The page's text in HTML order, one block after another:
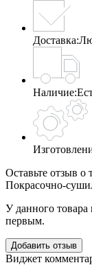
Доставка:
Наличие:
Оставьте отзыв о
Покрасочно-
У данного товара
первым.
Добавить отзыв
Виджет